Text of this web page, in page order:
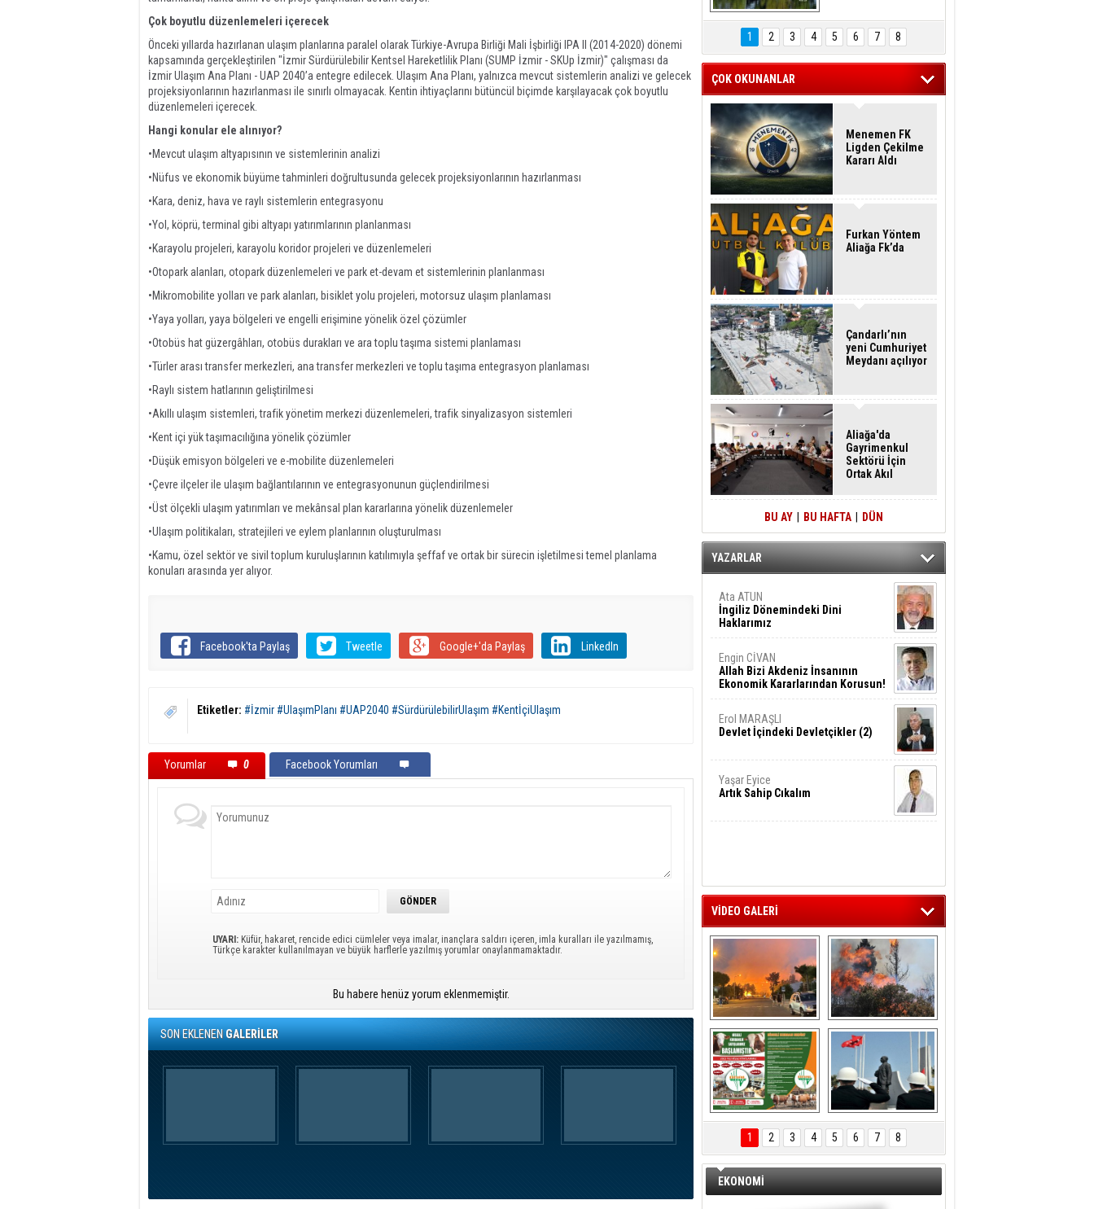
Çok boyutlu düzenlemeleri içerecek
Önceki yıllarda hazırlanan ulaşım planlarına paralel olarak Türkiye-Avrupa Birliği Mali İşbirliği IPA II (2014-2020) dönemi
kapsamında gerçekleştirilen "İzmir Sürdürülebilir Kentsel Hareketlilik Planı (SUMP İzmir - SKUp İzmir)" çalışması da
İzmir Ulaşım Ana Planı - UAP 2040’a entegre edilecek. Ulaşım Ana Planı, yalnızca mevcut sistemlerin analizi ve gelecek
projeksiyonlarının hazırlanması ile sınırlı olmayacak. Kentin ihtiyaçlarını bütüncül biçimde karşılayacak çok boyutlu
düzenlemeleri içerecek.
Hangi konular ele alınıyor?
•Mevcut ulaşım altyapısının ve sistemlerinin analizi
•Nüfus ve ekonomik büyüme tahminleri doğrultusunda gelecek projeksiyonlarının hazırlanması
•Kara, deniz, hava ve raylı sistemlerin entegrasyonu
•Yol, köprü, terminal gibi altyapı yatırımlarının planlanması
•Karayolu projeleri, karayolu koridor projeleri ve düzenlemeleri
•Otopark alanları, otopark düzenlemeleri ve park et-devam et sistemlerinin planlanması
•Mikromobilite yolları ve park alanları, bisiklet yolu projeleri, motorsuz ulaşım planlaması
•Yaya yolları, yaya bölgeleri ve engelli erişimine yönelik özel çözümler
•Otobüs hat güzergâhları, otobüs durakları ve ara toplu taşıma sistemi planlaması
•Türler arası transfer merkezleri, ana transfer merkezleri ve toplu taşıma entegrasyon planlaması
•Raylı sistem hatlarının geliştirilmesi
•Akıllı ulaşım sistemleri, trafik yönetim merkezi düzenlemeleri, trafik sinyalizasyon sistemleri
•Kent içi yük taşımacılığına yönelik çözümler
•Düşük emisyon bölgeleri ve e-mobilite düzenlemeleri
•Çevre ilçeler ile ulaşım bağlantılarının ve entegrasyonunun güçlendirilmesi
•Üst ölçekli ulaşım yatırımları ve mekânsal plan kararlarına yönelik düzenlemeler
•Ulaşım politikaları, stratejileri ve eylem planlarının oluşturulması
•Kamu, özel sektör ve sivil toplum kuruluşlarının katılımıyla şeffaf ve ortak bir sürecin işletilmesi temel planlama
konuları arasında yer alıyor.
Facebook'ta Paylaş Tweetle Google+'da Paylaş LinkedIn
Etiketler: #İzmir #UlaşımPlanı #UAP2040 #SürdürülebilirUlaşım #KentİçiUlaşım
Yorumlar 0 Facebook Yorumları
UYARI: Küfür, hakaret, rencide edici cümleler veya imalar, inançlara saldırı içeren, imla kuralları ile yazılmamış,
Türkçe karakter kullanılmayan ve büyük harflerle yazılmış yorumlar onaylanmamaktadır.
Bu habere henüz yorum eklenmemiştir.
SON EKLENENGALERİLER
Hasan Eser'in
Objektifinden
1 2 3 4 5 6 7 8
ÇOK OKUNANLAR
Menemen FK
Ligden Çekilme
Kararı Aldı
Furkan Yöntem
Aliağa Fk’da
Çandarlı’nın
yeni Cumhuriyet
Meydanı açılıyor
Aliağa'da
Gayrimenkul
Sektörü İçin
Ortak Akıl
BU AY BU HAFTA DÜN
YAZARLAR
Ata ATUN
İngiliz Dönemindeki Dini
Haklarımız
Engin CİVAN
Allah Bizi Akdeniz İnsanının
Ekonomik Kararlarından Korusun!
Erol MARAŞLI
Devlet İçindeki Devletçikler (2)
Yaşar Eyice
Artık Sahip Cıkalım
VİDEO GALERİ
Aliağa ‘da  otluk
alanda çıkan
yangın evlere
sıçramadan
söndürüldü
Aliağa'nın Ciğerleri
ÖNAL TARIM
TANITIM FİLMİ
Aliağa'da Polis
Haftası Kutlandı
1 2 3 4 5 6 7 8
EKONOMİ